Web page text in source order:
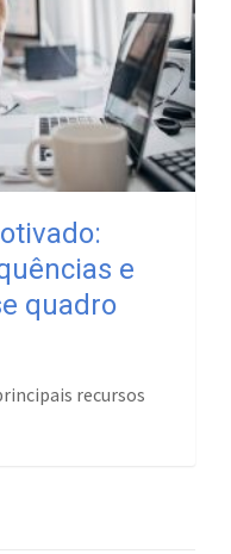
e
quadro
recursos